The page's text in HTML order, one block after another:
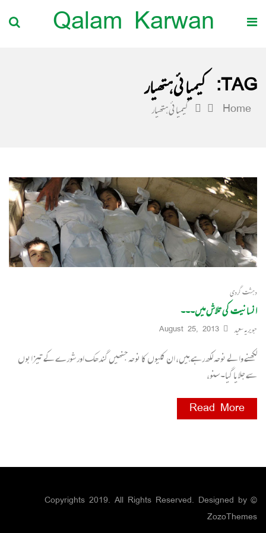
Qalam Karwan
TAG: کیمیائی ہتھیار
Home کیمیائی ہتھیار
دہشت گردی
انسانیت کی تلاش میں۔۔۔
جویریہ سعید August 25, 2013
لکھنے والے نوحہ لکھ رہے ہیں، ان کلیوں کا نوحہ جنھیں گندھک اور شورے کے تیزابوں
سے جلایا گیا۔ سنو،
Read More
© Copyrights 2019. All Rights Reserved. Designed by
ZozoThemes